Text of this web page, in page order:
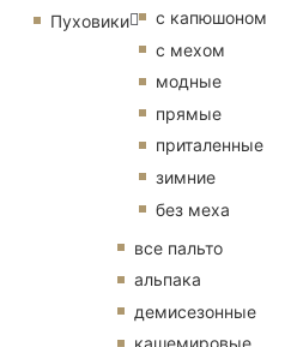
Пуховики
с капюшоном
с мехом
модные
прямые
приталенные
зимние
без меха
все пальто
альпака
демисезонные